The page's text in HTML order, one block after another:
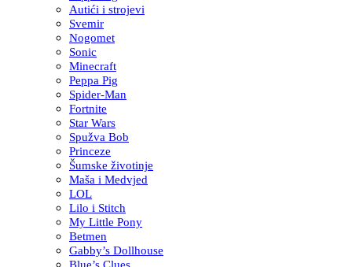
Autići i strojevi
Svemir
Nogomet
Sonic
Minecraft
Peppa Pig
Spider-Man
Fortnite
Star Wars
Spužva Bob
Princeze
Šumske životinje
Maša i Medvjed
LOL
Lilo i Stitch
My Little Pony
Betmen
Gabby’s Dollhouse
Blue’s Clues